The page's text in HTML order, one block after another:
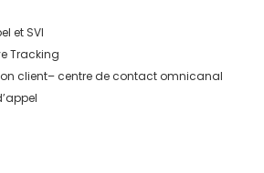
et SVI
Tracking
client– centre de contact omnicanal